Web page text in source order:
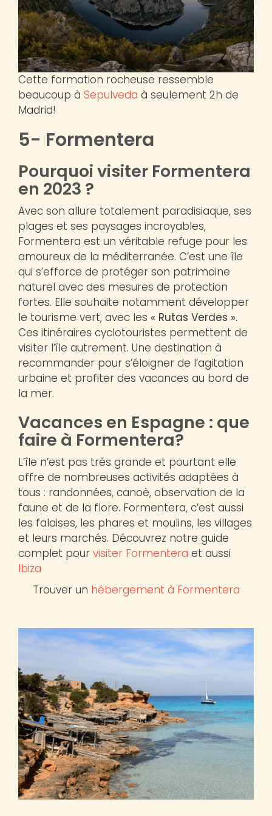
Cette formation rocheuse ressemble
beaucoup à Sepulveda à seulement 2h de
Madrid!
5- Formentera
Pourquoi visiter Formentera
en 2023 ?
Avec son allure totalement paradisiaque, ses
plages et ses paysages incroyables,
Formentera est un véritable refuge pour les
amoureux de la méditerranée. C’est une île
qui s’efforce de protéger son patrimoine
naturel avec des mesures de protection
fortes. Elle souhaite notamment développer
le tourisme vert, avec les « Rutas Verdes ».
Ces itinéraires cyclotouristes permettent de
visiter l’île autrement. Une destination à
recommander pour s’éloigner de l’agitation
urbaine et profiter des vacances au bord de
la mer.
Vacances en Espagne : que
faire à Formentera?
L’île n’est pas très grande et pourtant elle
offre de nombreuses activités adaptées à
tous : randonnées, canoë, observation de la
faune et de la flore. Formentera, c’est aussi
les falaises, les phares et moulins, les villages
et leurs marchés. Découvrez notre guide
complet pour visiter Formentera et aussi
Ibiza
Trouver un hébergement à Formentera